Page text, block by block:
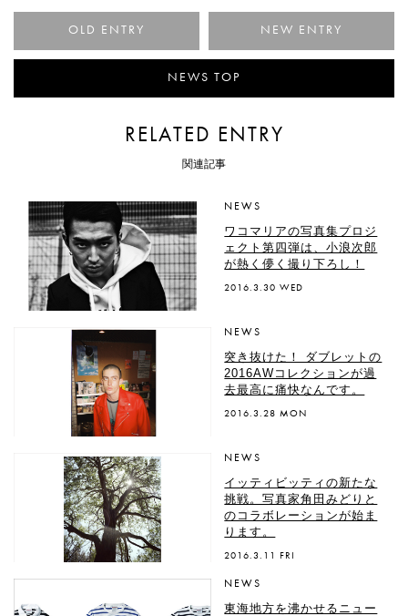
NEWS TOP
RELATED ENTRY
関連記事
NEWS
ワコマリアの写真集プロジ
ェクト第四弾は、小浪次郎
が熱く儚く撮り下ろし！
2016.3.30 WED
NEWS
突き抜けた！ ダブレットの
2016AWコレクションが過
去最高に痛快なんです。
2016.3.28 MON
NEWS
イッティビッティの新たな
挑戦。写真家角田みどりと
のコラボレーションが始ま
ります。
2016.3.11 FRI
NEWS
東海地方を沸かせるニュー